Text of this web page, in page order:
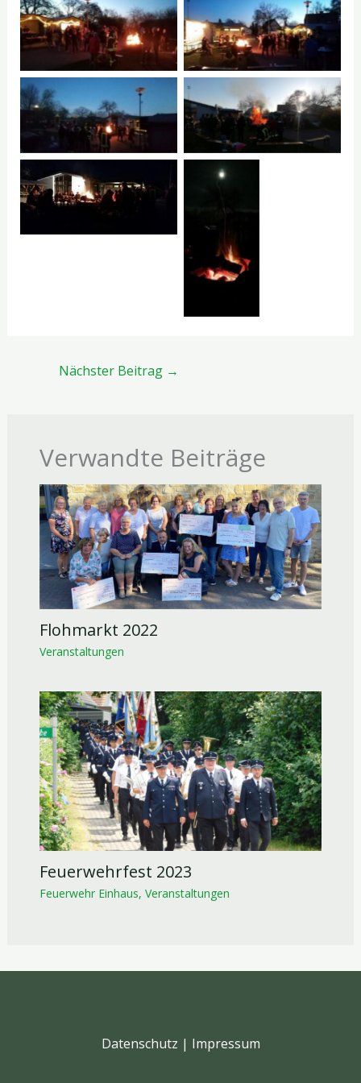
Nächster Beitrag →
Verwandte Beiträge
Flohmarkt 2022
Veranstaltungen
Feuerwehrfest 2023
Feuerwehr Einhaus, Veranstaltungen
Datenschutz | Impressum